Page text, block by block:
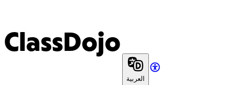
ClassDojo
العربية